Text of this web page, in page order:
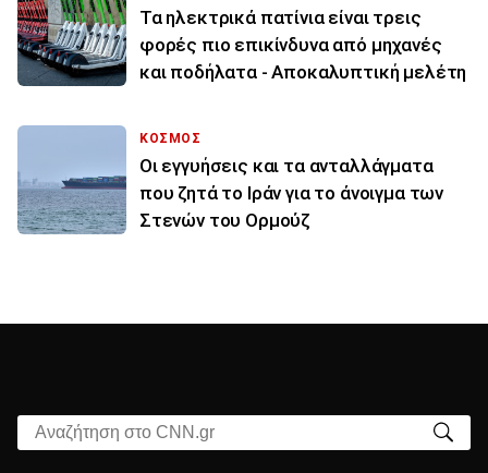
Τα ηλεκτρικά πατίνια είναι τρεις
φορές πιο επικίνδυνα από μηχανές
και ποδήλατα - Αποκαλυπτική μελέτη
ΚΟΣΜΟΣ
Οι εγγυήσεις και τα ανταλλάγματα
που ζητά το Ιράν για το άνοιγμα των
Στενών του Ορμούζ
Αναζήτηση στο CNN.gr